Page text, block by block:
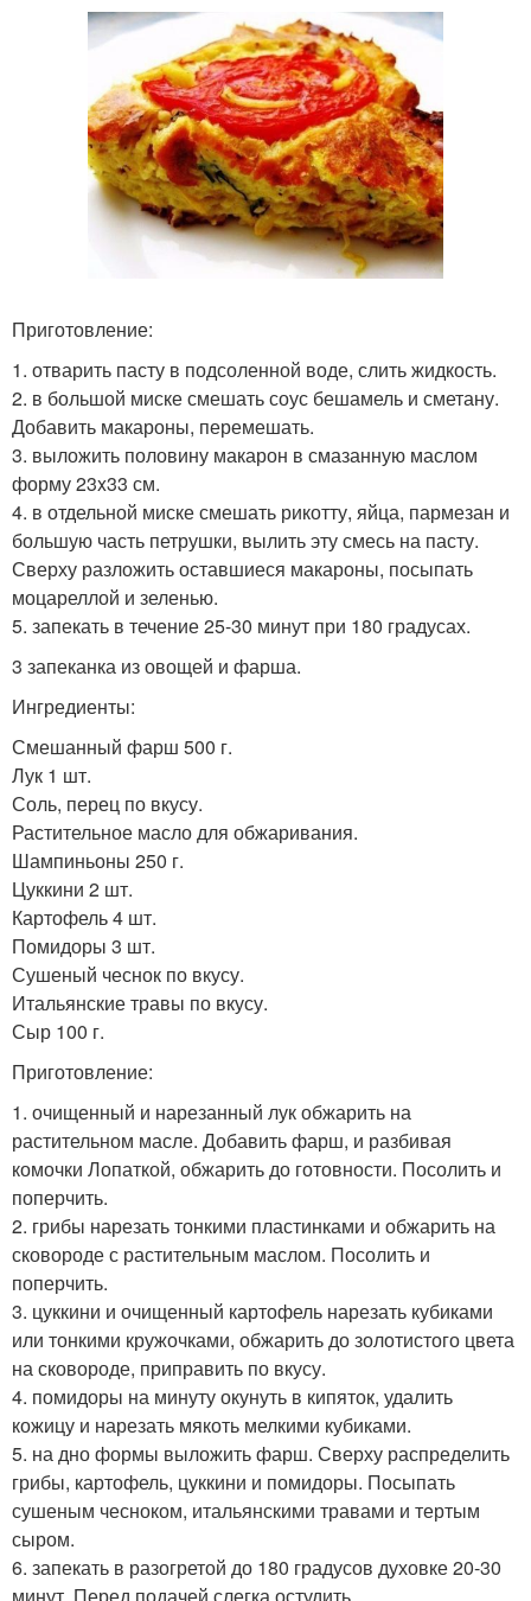
Приготовление:
1. отварить пасту в подсоленной воде, слить жидкость.
2. в большой миске смешать соус бешамель и сметану.
Добавить макароны, перемешать.
3. выложить половину макарон в смазанную маслом
форму 23x33 см.
4. в отдельной миске смешать рикотту, яйца, пармезан и
большую часть петрушки, вылить эту смесь на пасту.
Сверху разложить оставшиеся макароны, посыпать
моцареллой и зеленью.
5. запекать в течение 25-30 минут при 180 градусах.
3 запеканка из овощей и фарша.
Ингредиенты:
Смешанный фарш 500 г.
Лук 1 шт.
Соль, перец по вкусу.
Растительное масло для обжаривания.
Шампиньоны 250 г.
Цуккини 2 шт.
Картофель 4 шт.
Помидоры 3 шт.
Сушеный чеснок по вкусу.
Итальянские травы по вкусу.
Сыр 100 г.
Приготовление:
1. очищенный и нарезанный лук обжарить на
растительном масле. Добавить фарш, и разбивая
комочки Лопаткой, обжарить до готовности. Посолить и
поперчить.
2. грибы нарезать тонкими пластинками и обжарить на
сковороде с растительным маслом. Посолить и
поперчить.
3. цуккини и очищенный картофель нарезать кубиками
или тонкими кружочками, обжарить до золотистого цвета
на сковороде, приправить по вкусу.
4. помидоры на минуту окунуть в кипяток, удалить
кожицу и нарезать мякоть мелкими кубиками.
5. на дно формы выложить фарш. Сверху распределить
грибы, картофель, цуккини и помидоры. Посыпать
сушеным чесноком, итальянскими травами и тертым
сыром.
6. запекать в разогретой до 180 градусов духовке 20-30